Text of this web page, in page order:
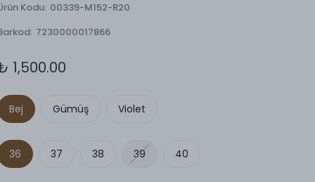
Kodu: 00339-M152-R20
: 7230000017866
1,500.00
Bej Gümüş Violet
36 37 38 39 40